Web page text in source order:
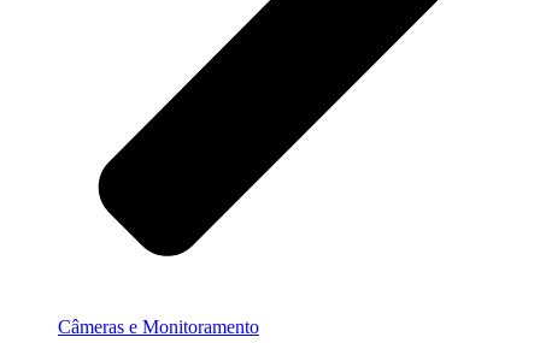
Câmeras e Monitoramento